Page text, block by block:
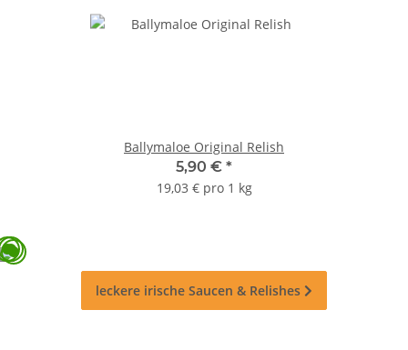
Ballymaloe Original Relish
5,90 € *
19,03 € pro 1 kg
leckere irische Saucen & Relishes